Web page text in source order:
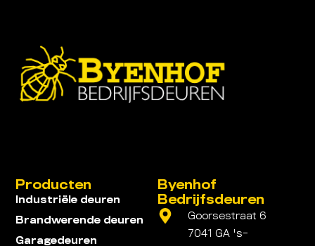
Byenhof
Bedrijfsdeuren
Goorsestraat 6
7041 GA 's-
Producten
Industriële deuren
Brandwerende deuren
Garagedeuren